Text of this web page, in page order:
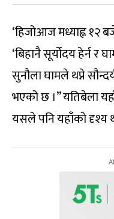
‘हिजोआज मध्याह्न १२
‘बिहानै सूर्योदय हेर्न र
सुनौला घामले थप्ने
भएको छ ।” यतिबेला
यसले पनि यहाँको दृश्य